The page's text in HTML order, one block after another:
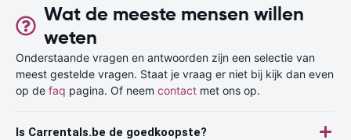
Wat de meeste mensen willen
weten
Onderstaande vragen en antwoorden zijn een selectie van
meest gestelde vragen. Staat je vraag er niet bij kijk dan even
op de faq pagina. Of neem contact met ons op.
Is Carrentals.be de goedkoopste?